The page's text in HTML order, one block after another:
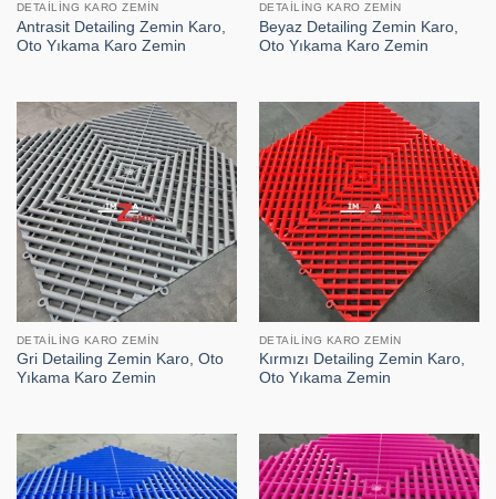
DETAILING KARO ZEMIN
Antrasit Detailing Zemin Karo,
Oto Yıkama Karo Zemin
DETAILING KARO ZEMIN
Beyaz Detailing Zemin Karo,
Oto Yıkama Karo Zemin
DETAILING KARO ZEMIN
Gri Detailing Zemin Karo, Oto
Yıkama Karo Zemin
DETAILING KARO ZEMIN
Kırmızı Detailing Zemin Karo,
Oto Yıkama Zemin